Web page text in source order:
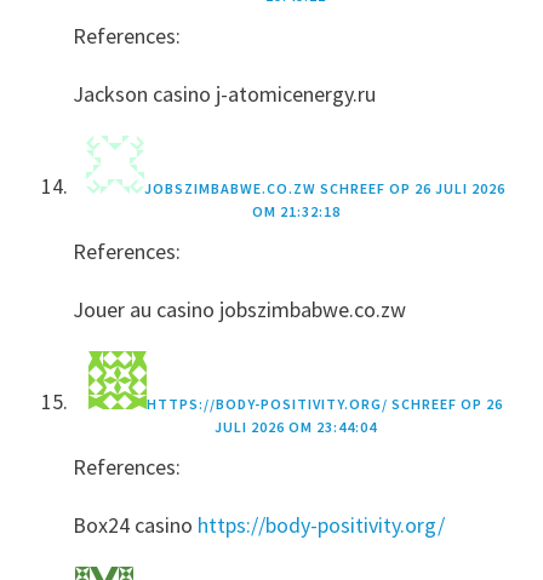
References:
Jackson casino j-atomicenergy.ru
JOBSZIMBABWE.CO.ZW SCHREEF OP 26 JULI 2026
OM 21:32:18
References:
Jouer au casino jobszimbabwe.co.zw
HTTPS://BODY-POSITIVITY.ORG/ SCHREEF OP 26
JULI 2026 OM 23:44:04
References:
Box24 casino https://body-positivity.org/